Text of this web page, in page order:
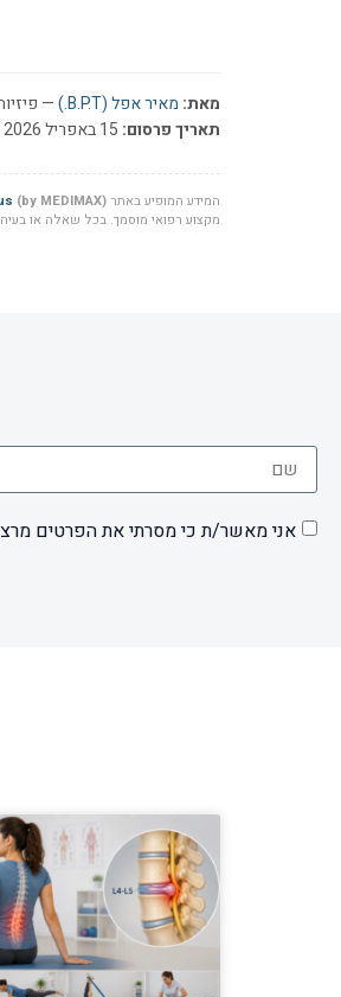
מאת: מאיר אפל (B.P.T.)
—
תאריך פרסום:
המידע המופיע באתר(by MEDIMAX)
מקצוע רפואי מוסמך. בכל שאלה או
אני מאשר/ת כי מסרתי את הפרטים